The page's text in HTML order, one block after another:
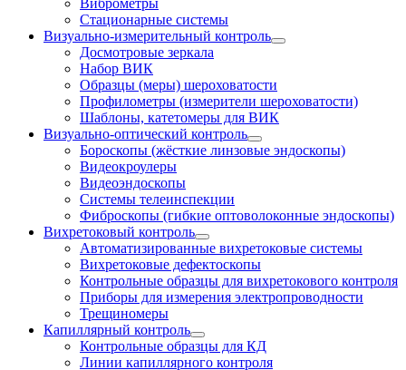
Виброметры
Стационарные системы
Визуально-измерительный контроль
Досмотровые зеркала
Набор ВИК
Образцы (меры) шероховатости
Профилометры (измерители шероховатости)
Шаблоны, катетомеры для ВИК
Визуально-оптический контроль
Бороскопы (жёсткие линзовые эндоскопы)
Видеокроулеры
Видеоэндоскопы
Системы телеинспекции
Фиброскопы (гибкие оптоволоконные эндоскопы)
Вихретоковый контроль
Автоматизированные вихретоковые системы
Вихретоковые дефектоскопы
Контрольные образцы для вихретокового контроля
Приборы для измерения электропроводности
Трещиномеры
Капиллярный контроль
Контрольные образцы для КД
Линии капиллярного контроля